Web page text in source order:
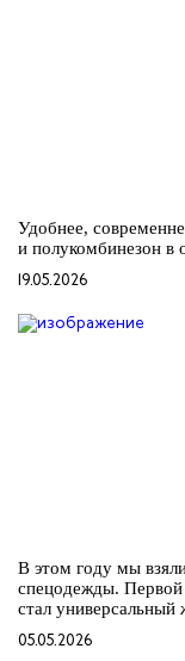
Удобнее,
и полукомбинезон в
19.05.2026
В этом году мы
спецодежды. Первой
стал
05.05.2026